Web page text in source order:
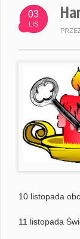
03
LIS
10 listopada
11 listopada